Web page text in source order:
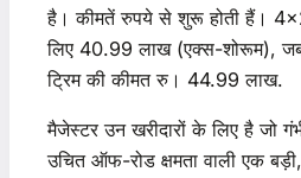
है। कीमतें रुपये से शुरू होती हैं।
लिए 40.99 लाख (एक्स-शोरूम),
ट्रिम की कीमत रु। 44.99 लाख.
मैजेस्टर उन खरीदारों के लिए है जो
उचित ऑफ-रोड क्षमता वाली एक